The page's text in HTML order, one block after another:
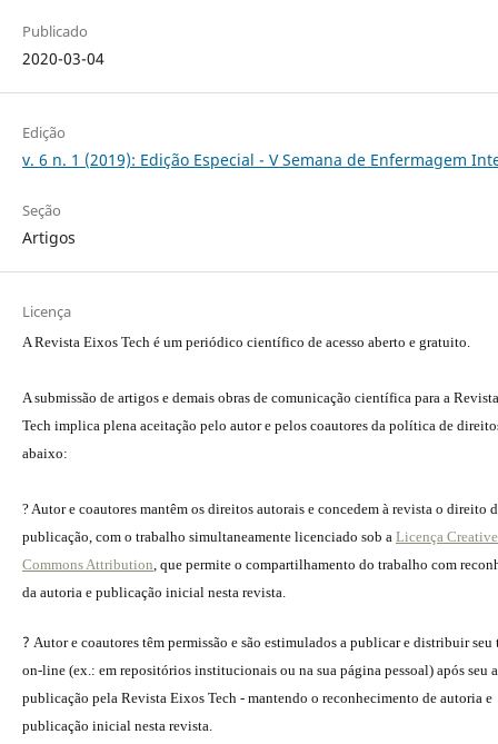
Publicado
2020-03-04
Edição
v. 6 n. 1 (2019): Edição Especial - V Semana de Enfermagem
Seção
Artigos
Licença
A Revista Eixos Tech é um periódico científico de acesso aberto e gratuito.
A submissão de artigos e demais obras de comunicação científica para a
Tech implica plena aceitação pelo autor e pelos coautores da política de
abaixo:
? Autor e coautores mantêm os direitos autorais e concedem à revista o direito
publicação, com o trabalho simultaneamente licenciado sob a Licença Creative
Commons Attribution, que permite o compartilhamento do trabalho com
da autoria e publicação inicial nesta revista.
? Autor e coautores têm permissão e são estimulados a publicar e distribuir seu
on-line (ex.: em repositórios institucionais ou na sua página pessoal) após seu
publicação pela Revista Eixos Tech - mantendo o reconhecimento de autoria e
publicação inicial nesta revista.